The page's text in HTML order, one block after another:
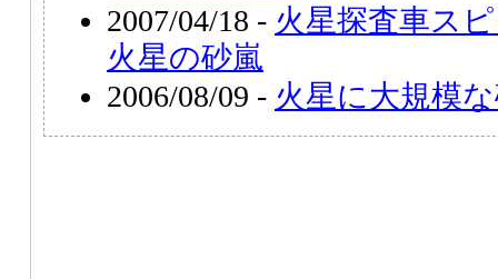
2007/04/18 - 火星探査車ス
火星の砂嵐
2006/08/09 - 火星に大規模